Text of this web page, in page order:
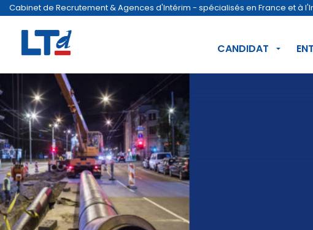
Cabinet de Recrutement & Agences d'Intérim - spécialisés en France et à
CANDIDAT